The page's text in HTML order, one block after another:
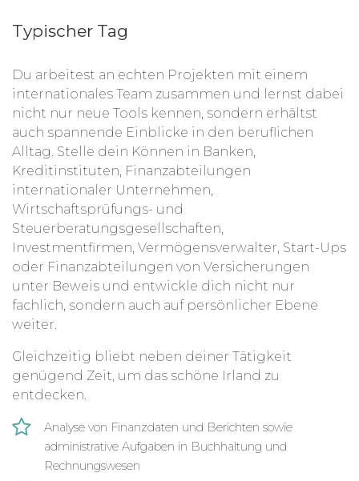
Typischer Tag
Du arbeitest an echten Projekten mit einem
internationales Team zusammen und lernst dabei
nicht nur neue Tools kennen, sondern erhältst
auch spannende Einblicke in den beruflichen
Alltag. Stelle dein Können in Banken,
Kreditinstituten, Finanzabteilungen
internationaler Unternehmen,
Wirtschaftsprüfungs- und
Steuerberatungsgesellschaften,
Investmentfirmen, Vermögensverwalter, Start-Ups
oder Finanzabteilungen von Versicherungen
unter Beweis und entwickle dich nicht nur
fachlich, sondern auch auf persönlicher Ebene
weiter.
Gleichzeitig bliebt neben deiner Tätigkeit
genügend Zeit, um das schöne Irland zu
entdecken.
Analyse von Finanzdaten und Berichten sowie
administrative Aufgaben in Buchhaltung und
Rechnungswesen